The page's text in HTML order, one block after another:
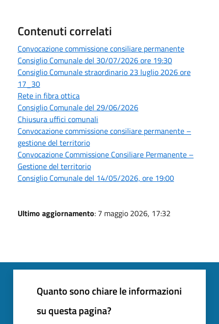
Contenuti correlati
Convocazione commissione consiliare permanente
Consiglio Comunale del 30/07/2026 ore 19:30
Consiglio Comunale straordinario 23 luglio 2026 ore
17_30
Rete in fibra ottica
Consiglio Comunale del 29/06/2026
Chiusura uffici comunali
Convocazione commissione consiliare permanente –
gestione del territorio
Convocazione Commissione Consiliare Permanente –
Gestione del territorio
Consiglio Comunale del 14/05/2026, ore 19:00
Ultimo aggiornamento: 7 maggio 2026, 17:32
Quanto sono chiare le informazioni
su questa pagina?